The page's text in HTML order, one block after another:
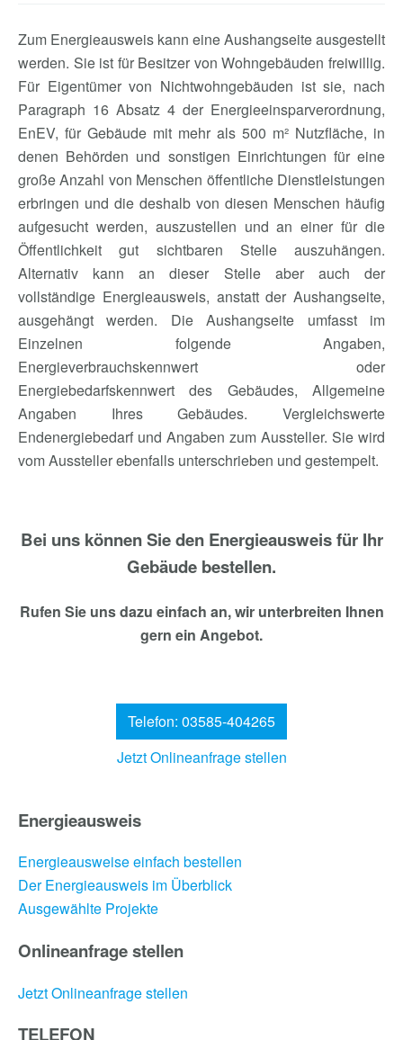
Zum Energieausweis kann eine Aushangseite ausgestellt
werden. Sie ist für Besitzer von Wohngebäuden freiwillig.
Für Eigentümer von Nichtwohngebäuden ist sie, nach
Paragraph 16 Absatz 4 der Energieeinsparverordnung,
EnEV, für Gebäude mit mehr als 500 m² Nutzfläche, in
denen Behörden und sonstigen Einrichtungen für eine
große Anzahl von Menschen öffentliche Dienstleistungen
erbringen und die deshalb von diesen Menschen häufig
aufgesucht werden, auszustellen und an einer für die
Öffentlichkeit gut sichtbaren Stelle auszuhängen.
Alternativ kann an dieser Stelle aber auch der
vollständige Energieausweis, anstatt der Aushangseite,
ausgehängt werden. Die Aushangseite umfasst im
Einzelnen folgende Angaben,
Energieverbrauchskennwert oder
Energiebedarfskennwert des Gebäudes, Allgemeine
Angaben Ihres Gebäudes. Vergleichswerte
Endenergiebedarf und Angaben zum Aussteller. Sie wird
vom Aussteller ebenfalls unterschrieben und gestempelt.
Bei uns können Sie den Energieausweis für Ihr
Gebäude bestellen.
Rufen Sie uns dazu einfach an, wir unterbreiten Ihnen
gern ein Angebot.
Telefon: 03585-404265
Jetzt Onlineanfrage stellen
Energieausweis
Energieausweise einfach bestellen
Der Energieausweis im Überblick
Ausgewählte Projekte
Onlineanfrage stellen
Jetzt Onlineanfrage stellen
TELEFON